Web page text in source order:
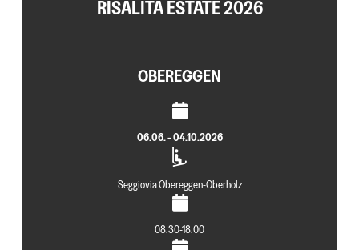
RISALITA ESTATE 2026
OBEREGGEN
06.06. - 04.10.2026
Seggiovia Obereggen-Oberholz
08.30-18.00